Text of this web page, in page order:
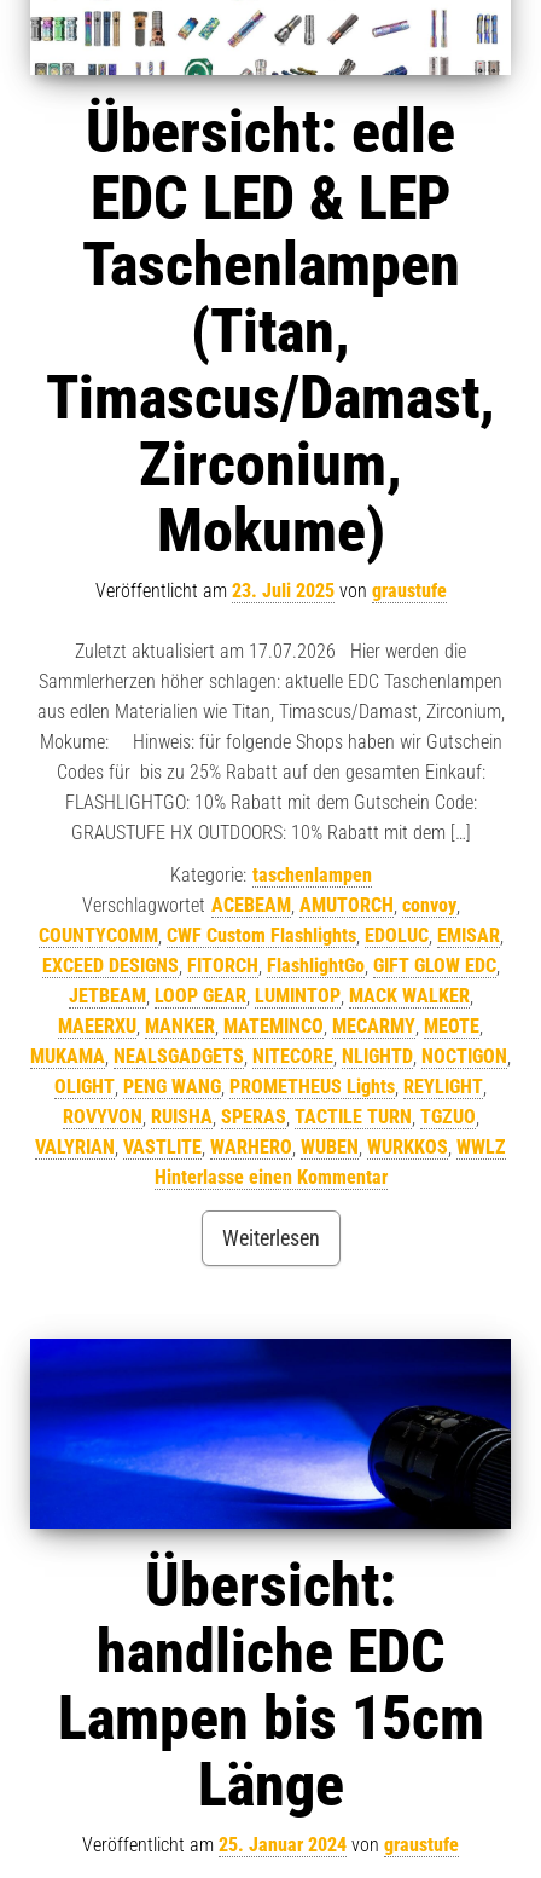
Übersicht: edle
EDC LED & LEP
Taschenlampen
(Titan,
Timascus/Damast,
Zirconium,
Mokume)
Veröffentlicht am 23. Juli 2025von graustufe
Zuletzt aktualisiert am 17.07.2026 Hier werden die
Sammlerherzen höher schlagen: aktuelle EDC Taschenlampen
aus edlen Materialien wie Titan, Timascus/Damast, Zirconium,
Mokume: Hinweis: für folgende Shops haben wir Gutschein
Codes für bis zu 25% Rabatt auf den gesamten Einkauf:
FLASHLIGHTGO: 10% Rabatt mit dem Gutschein Code:
GRAUSTUFE HX OUTDOORS: 10% Rabatt mit dem […]
Kategorie: taschenlampen
Verschlagwortet ACEBEAM , AMUTORCH , convoy,
COUNTYCOMM , CWF Custom Flashlights, EDOLUC, EMISAR,
EXCEED DESIGNS, FITORCH , FlashlightGo, GIFT GLOW EDC,
JETBEAM , LOOP GEAR, LUMINTOP, MACK WALKER,
MAEERXU, MANKER, MATEMINCO, MECARMY, MEOTE,
MUKAMA, NEALSGADGETS, NITECORE, NLIGHTD, NOCTIGON ,
OLIGHT, PENG WANG, PROMETHEUS Lights, REYLIGHT,
ROVYVON , RUISHA, SPERAS, TACTILE TURN , TGZUO,
VALYRIAN , VASTLITE, WARHERO, WUBEN , WURKKOS, WWLZ
Hinterlasse einen Kommentar
Weiterlesen
Übersicht:
handliche EDC
Lampen bis 15cm
Länge
Veröffentlicht am 25. Januar 2024 von graustufe